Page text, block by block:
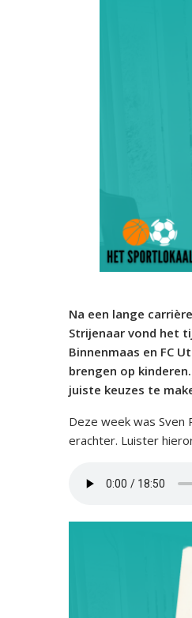
Na een lange
Strijenaar vond het
Binnenmaas en FC
brengen op
juiste keuzes te
Deze week was
erachter. Luister